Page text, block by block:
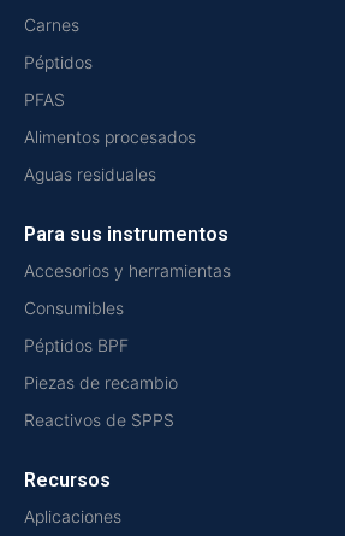
Carnes
Péptidos
PFAS
Alimentos procesados
Aguas residuales
Para sus instrumentos
Accesorios y herramientas
Consumibles
Péptidos BPF
Piezas de recambio
Reactivos de SPPS
Recursos
Aplicaciones